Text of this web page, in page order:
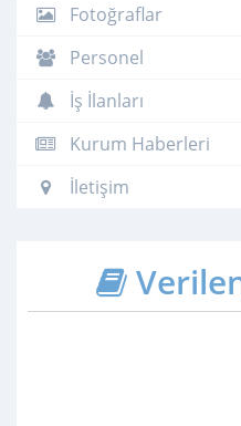
Fotoğraflar
Personel
İş İlanları
Kurum Haberleri
İletişim